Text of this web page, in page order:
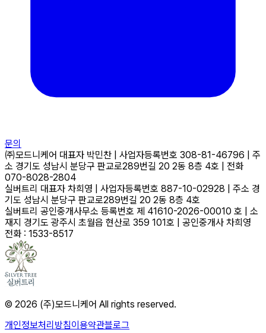
문의
㈜모드니케어 대표자 박민찬 사업자등록번호 308-81-46796
주
소 경기도 성남시 분당구 판교로289번길 20 2동 8층 4호
전화
070-8028-2804
실버트리 대표자 차희영 사업자등록번호 887-10-02928 주소 경
기도 성남시 분당구 판교로289번길 20 2동 8층 4호
실버트리 공인중개사무소 등록번호 제 41610-2026-00010 호
소
재지 경기도 광주시 초월읍 현산로 359 101호 공인중개사 차희영
전화 : 1533-8517
© 2026 (주)모드니케어 All rights reserved.
개인정보처리방침이용약관블로그